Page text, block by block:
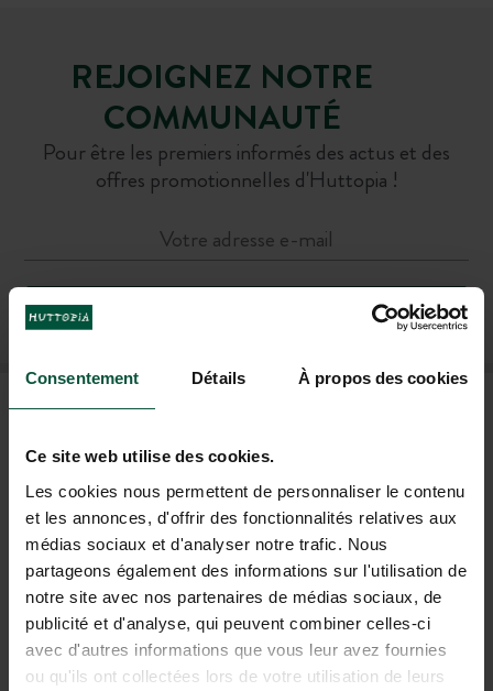
Consentement Détails À propos des cookies
Ce site web utilise des cookies.
Les cookies nous permettent de personnaliser le contenu
et les annonces, d'offrir des fonctionnalités relatives aux
médias sociaux et d'analyser notre trafic. Nous
partageons également des informations sur l'utilisation de
notre site avec nos partenaires de médias sociaux, de
publicité et d'analyse, qui peuvent combiner celles-ci
avec d'autres informations que vous leur avez fournies
ou qu'ils ont collectées lors de votre utilisation de leurs
REJOIGNEZ NOTRE
COMMUNAUTÉ
Pour être les premiers informés des actus et des
offres promotionnelles d'Huttopia !
AIDE ET CONTACT
04 37 64 22 35
(LUN-VEN : 9H-19H ; SAM : 9H-18H)
AGENCE DE VOYAGE À LYON